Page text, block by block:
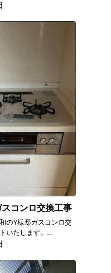
コンロ交換工事
のY様邸ガスコンロ交
いたします。...